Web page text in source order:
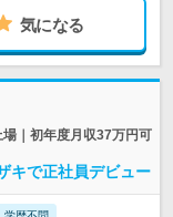
気になる
｜初年度月収37万円可
キで正社員デビュー